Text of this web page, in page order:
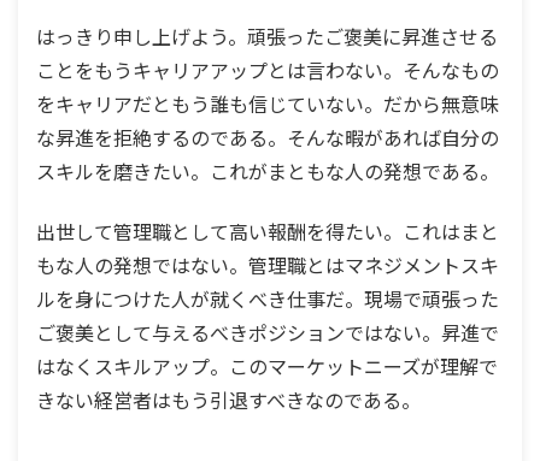
はっきり申し上げよう。頑張ったご褒美に昇進させる
ことをもうキャリアアップとは言わない。そんなもの
をキャリアだともう誰も信じていない。だから無意味
な昇進を拒絶するのである。そんな暇があれば自分の
スキルを磨きたい。これがまともな人の発想である。
出世して管理職として高い報酬を得たい。これはまと
もな人の発想ではない。管理職とはマネジメントスキ
ルを身につけた人が就くべき仕事だ。現場で頑張った
ご褒美として与えるべきポジションではない。昇進で
はなくスキルアップ。このマーケットニーズが理解で
きない経営者はもう引退すべきなのである。